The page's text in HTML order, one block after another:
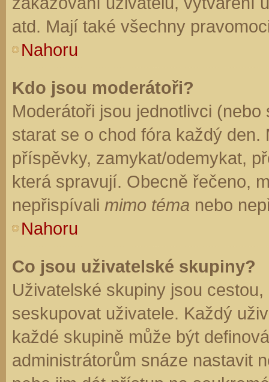
atd. Mají také všechny
Nahoru
Kdo jsou moderátoři?
Moderátoři jsou jednotlivci
starat se o chod fóra každý
příspěvky, zamykat/odemykat,
která spravují. Obecně řečeno,
nepřispívali mimo téma nebo
Nahoru
Co jsou uživatelské skupiny?
Uživatelské skupiny jsou
seskupovat uživatele. Každý
každé skupině může být
administrátorům snáze nastavit